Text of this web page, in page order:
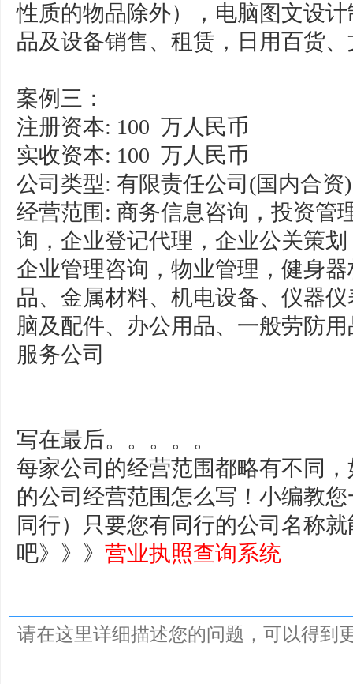
性质的物品除外），电脑图文设
品及设备销售、租赁，日用百货
案例三：
注册资本: 100 万人民币
实收资本: 100 万人民币
公司类型: 有限责任公司(国内合资)
经营范围: 商务信息咨询，投资管
询，企业登记代理，企业公关策
企业管理咨询，物业管理，健身
品、金属材料、机电设备、仪器
脑及配件、办公用品、一般劳防
服务公司
写在最后。。。。。
每家公司的经营范围都略有不同
的公司经营范围怎么写！小编教
同行）只要您有同行的公司名称
吧》》》 营业执照查询系统